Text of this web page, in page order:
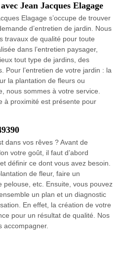
Jean Jacques Elagage
Elagage s’occupe de trouver
d’entretien de jardin. Nous
travaux de qualité pour toute
dans l’entretien paysager,
tout type de jardins, des
Pour l’entretien de votre jardin : la
la plantation de fleurs ou
nous sommes à votre service.
à proximité est présente pour
dans vos rêves ? Avant de
votre goût, il faut d’abord
définir ce dont vous avez besoin.
de fleur, faire un
etc. Ensuite, vous pouvez
un plan et un diagnostic
En effet, la création de votre
pour un résultat de qualité. Nos
accompagner.